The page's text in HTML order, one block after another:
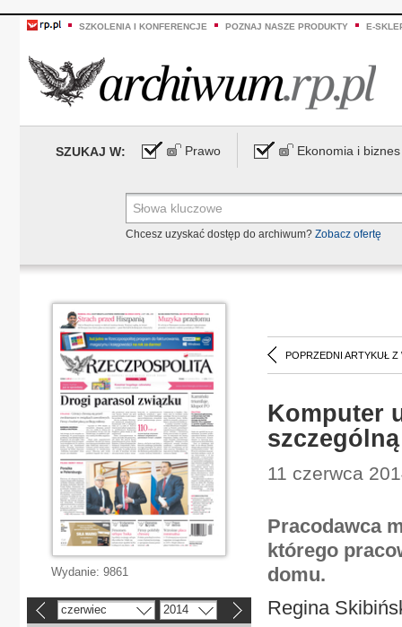
SZKOLENIA I KONFERENCJE POZNAJ NASZE PRODUKTY E-
SZUKAJ W: Prawo Ekonomia i biznes
Chcesz uzyskać dostęp do archiwum? Zobacz ofertę
POPRZEDNI ARTYKUŁ Z
Komputer
11 czerwca
Pracodawca
którego
domu.
Regina
Wydanie: 9861
czerwiec 2014